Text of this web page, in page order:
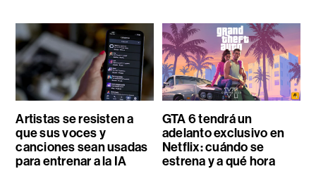
Artistas se resisten a
que sus voces y
canciones sean usadas
para entrenar a la IA
GTA 6 tendrá un
adelanto exclusivo en
Netflix: cuándo se
estrena y a qué hora